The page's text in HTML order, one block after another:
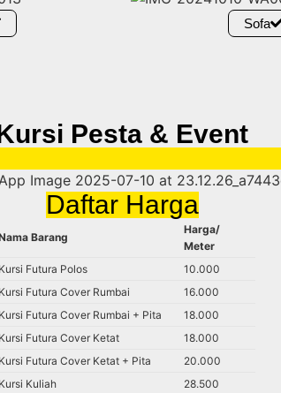
Sofa
Pesta & Event
Daftar Harga
Barang
Harga/
Meter
Kursi Futura Polos
10.000
Kursi Futura Cover Rumbai
16.000
Kursi Futura Cover Rumbai + Pita
18.000
Kursi Futura Cover Ketat
18.000
Kursi Futura Cover Ketat + Pita
20.000
Kursi Kuliah
28.500